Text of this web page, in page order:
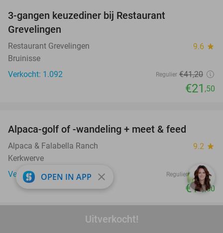
Uitverkocht!
3-gangen keuzediner bij Restaurant
Grevelingen
Restaurant Grevelingen 9.6 star
Bruinisse
Verkocht: 1.092
Regulier €41,20
€21 ,50
Alpaca-golf of -wandeling + meet & feed
Alpaca & Falabella Ranch 9.2 star
Kerkwerve
Verkocht: 233
Regulier €19
€14,50
favorite_border
OPEN IN APP close